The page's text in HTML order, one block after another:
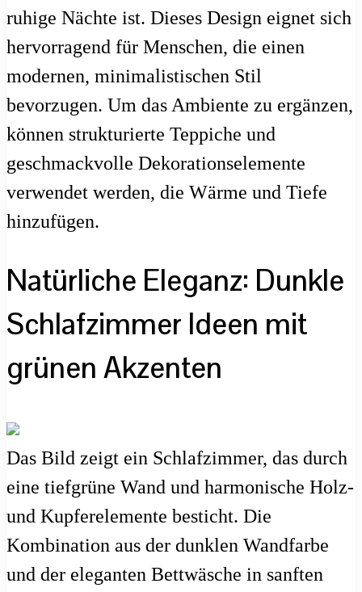
ruhige Nächte ist. Dieses Design eignet sich
hervorragend für Menschen, die einen
modernen, minimalistischen Stil
bevorzugen. Um das Ambiente zu ergänzen,
können strukturierte Teppiche und
geschmackvolle Dekorationselemente
verwendet werden, die Wärme und Tiefe
hinzufügen.
Natürliche Eleganz: Dunkle
Schlafzimmer Ideen mit
grünen Akzenten
Das Bild zeigt ein Schlafzimmer, das durch
eine tiefgrüne Wand und harmonische Holz-
und Kupferelemente besticht. Die
Kombination aus der dunklen Wandfarbe
und der eleganten Bettwäsche in sanften